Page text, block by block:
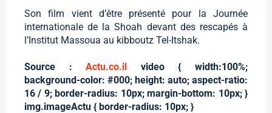
Son film vient d’être présenté pour la Journée
internationale de la Shoah devant des rescapés à
l’Institut Massoua au kibboutz Tel-Itshak.
Source :Actu.co.il video { width:100%;
background-color: #000; height: auto; aspect-ratio:
16 / 9; border-radius: 10px; margin-bottom: 10px; }
img.imageActu { border-radius: 10px; }